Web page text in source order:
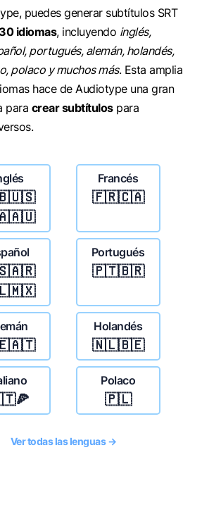
puedes generar subtítulos SRT
idiomas, incluyendo inglés,
portugués, alemán, holandés,
polaco y muchos más. Esta amplia
hace de Audiotype una gran
para crear subtítulospara
Francés
🇫🇷🇨🇦
Portugués
🇵🇹🇧🇷
Holandés
🇳🇱🇧🇪
Polaco
🇵🇱
Ver todas las lenguas →